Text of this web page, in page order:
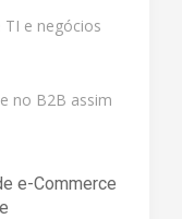
TI e negócios
no B2B assim
e-Commerce